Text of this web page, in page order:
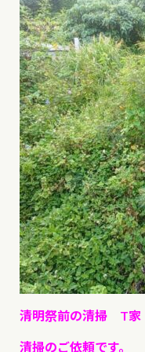
清明祭前の清掃 T
清掃のご依頼です。